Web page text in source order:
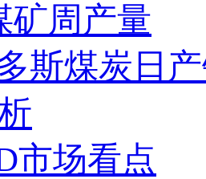
矿周产量
斯煤炭日
市场看点